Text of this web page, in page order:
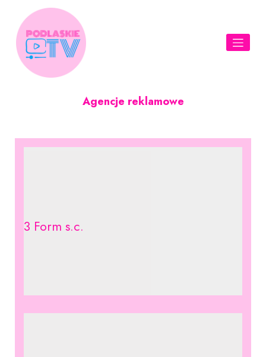
content
Agencje reklamowe
3 Form s.c.